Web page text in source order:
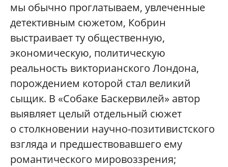
мы обычно проглатываем, увлеченные
детективным сюжетом, Кобрин
выстраивает ту общественную,
экономическую, политическую
реальность викторианского Лондона,
порождением которой стал великий
сыщик. В «Собаке Баскервилей» автор
выявляет целый отдельный сюжет
о столкновении научно-позитивистского
взгляда и предшествовавшего ему
романтического мировоззрения;